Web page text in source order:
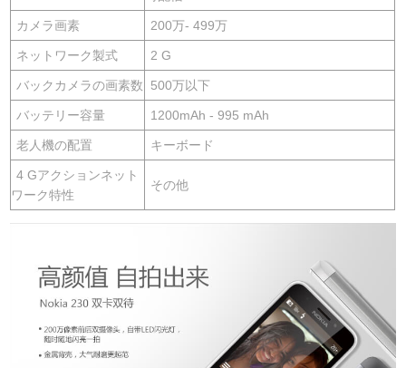
カメラ画素 200万- 499万
ネットワーク製式 2 G
バックカメラの画素数 500万以下
バッテリー容量 1200mAh - 995 mAh
老人機の配置 キーボード
4 Gアクションネット
ワーク特性
その他